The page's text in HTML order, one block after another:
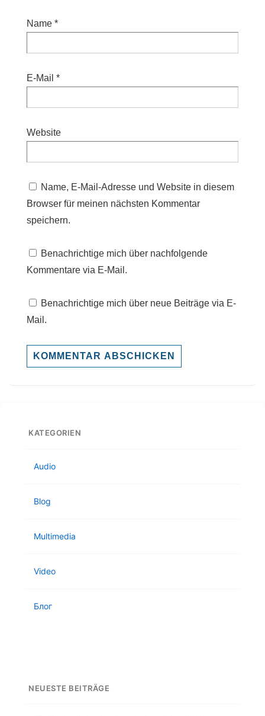
Name *
E-Mail *
Website
Name, E-Mail-Adresse und Website in diesem
Browser für meinen nächsten Kommentar
speichern.
Benachrichtige mich über nachfolgende
Kommentare via E-Mail.
Benachrichtige mich über neue Beiträge via E-
Mail.
KATEGORIEN
Audio
Blog
Multimedia
Video
Блог
NEUESTE BEITRÄGE